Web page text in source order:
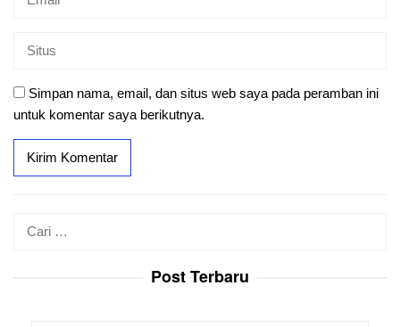
Simpan nama, email, dan situs web saya pada peramban ini
untuk komentar saya berikutnya.
Post Terbaru